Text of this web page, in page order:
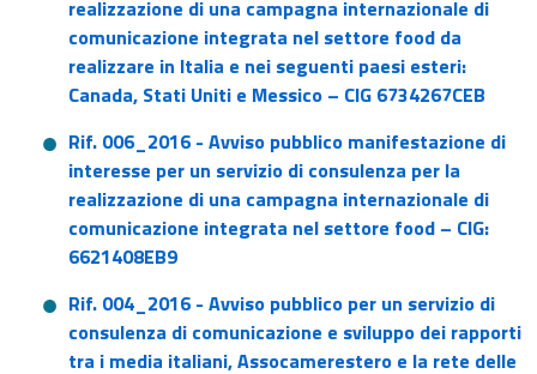
realizzazione di una campagna internazionale di
comunicazione integrata nel settore food da
realizzare in Italia e nei seguenti paesi esteri:
Canada, Stati Uniti e Messico – CIG 6734267CEB
Rif. 006_2016 - Avviso pubblico manifestazione di
interesse per un servizio di consulenza per la
realizzazione di una campagna internazionale di
comunicazione integrata nel settore food – CIG:
6621408EB9
Rif. 004_2016​ - Avviso pubblico per un servizio di
consulenza di comunicazione e sviluppo dei rapporti
tra i media italiani, Assocamerestero e la rete delle